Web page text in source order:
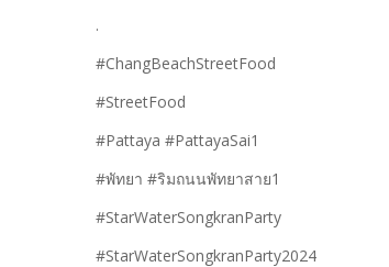
.
#ChangBeachStreetFood
#StreetFood
#Pattaya #PattayaSai1
#พัทยา #ริมถนนพัทยาสาย1
#StarWaterSongkranParty
#StarWaterSongkranParty2024